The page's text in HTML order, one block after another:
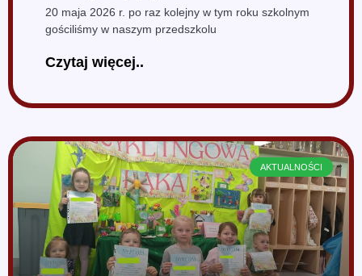
20 maja 2026 r. po raz kolejny w tym roku szkolnym
gościliśmy w naszym przedszkolu
Czytaj więcej..
AKTUALNOŚCI